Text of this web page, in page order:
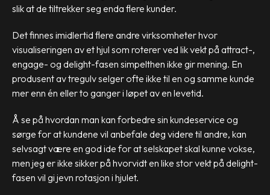
slik at de tiltrekker seg enda flere kunder.
Det finnes imidlertid flere andre virksomheter hvor
visualiseringen av et hjul som roterer ved lik vekt på attract-,
engage- og delight-fasen simpelthen ikke gir mening. En
produsent av tregulv selger ofte ikke til en og samme kunde
mer enn én eller to ganger i løpet av en levetid.
Å se på hvordan man kan forbedre sin kundeservice og
sørge for at kundene vil anbefale deg videre til andre, kan
selvsagt være en god ide for at selskapet skal kunne vokse,
men jeg er ikke sikker på hvorvidt en like stor vekt på delight-
fasen vil gi jevn rotasjon i hjulet.